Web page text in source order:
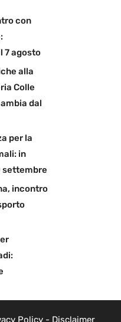
con
7 agosto
alla
Colle
dal
per la
in
settembre
incontro
Policy- Disclaimer